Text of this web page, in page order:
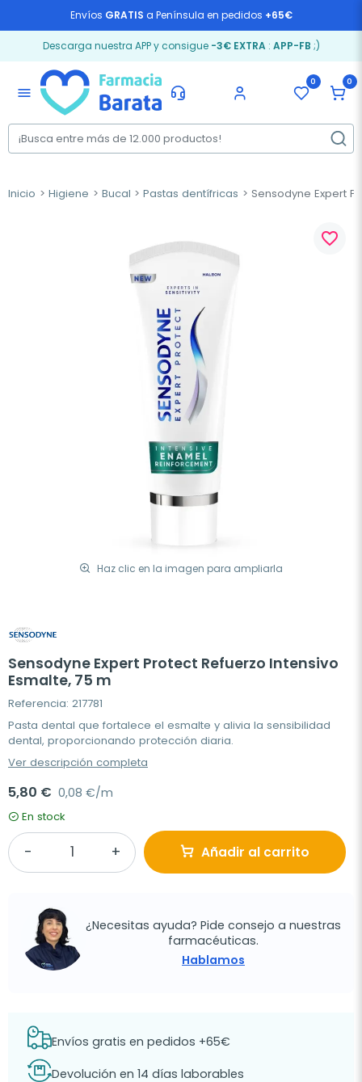
Envíos GRATIS a Península en pedidos +65€
Descarga nuestra APP y consigue -3€ EXTRA: APP-FB ;)
menu
0 0
Inicio Higiene Bucal Pastas dentífricas Sensodyne Expert
Haz clic en la imagen para ampliarla
favorite_border
Sensodyne Expert Protect Refuerzo Intensivo
Esmalte, 75 m
Referencia: 217781
Pasta dental que fortalece el esmalte y alivia la sensibilidad
dental, proporcionando protección diaria.
Ver descripción completa
5,80 € 0,08 €/m
En stock
Añadir al carrito
¿Necesitas ayuda? Pide consejo a nuestras
farmacéuticas.
Hablamos
Envíos gratis en pedidos +65€
Devolución en 14 días laborables